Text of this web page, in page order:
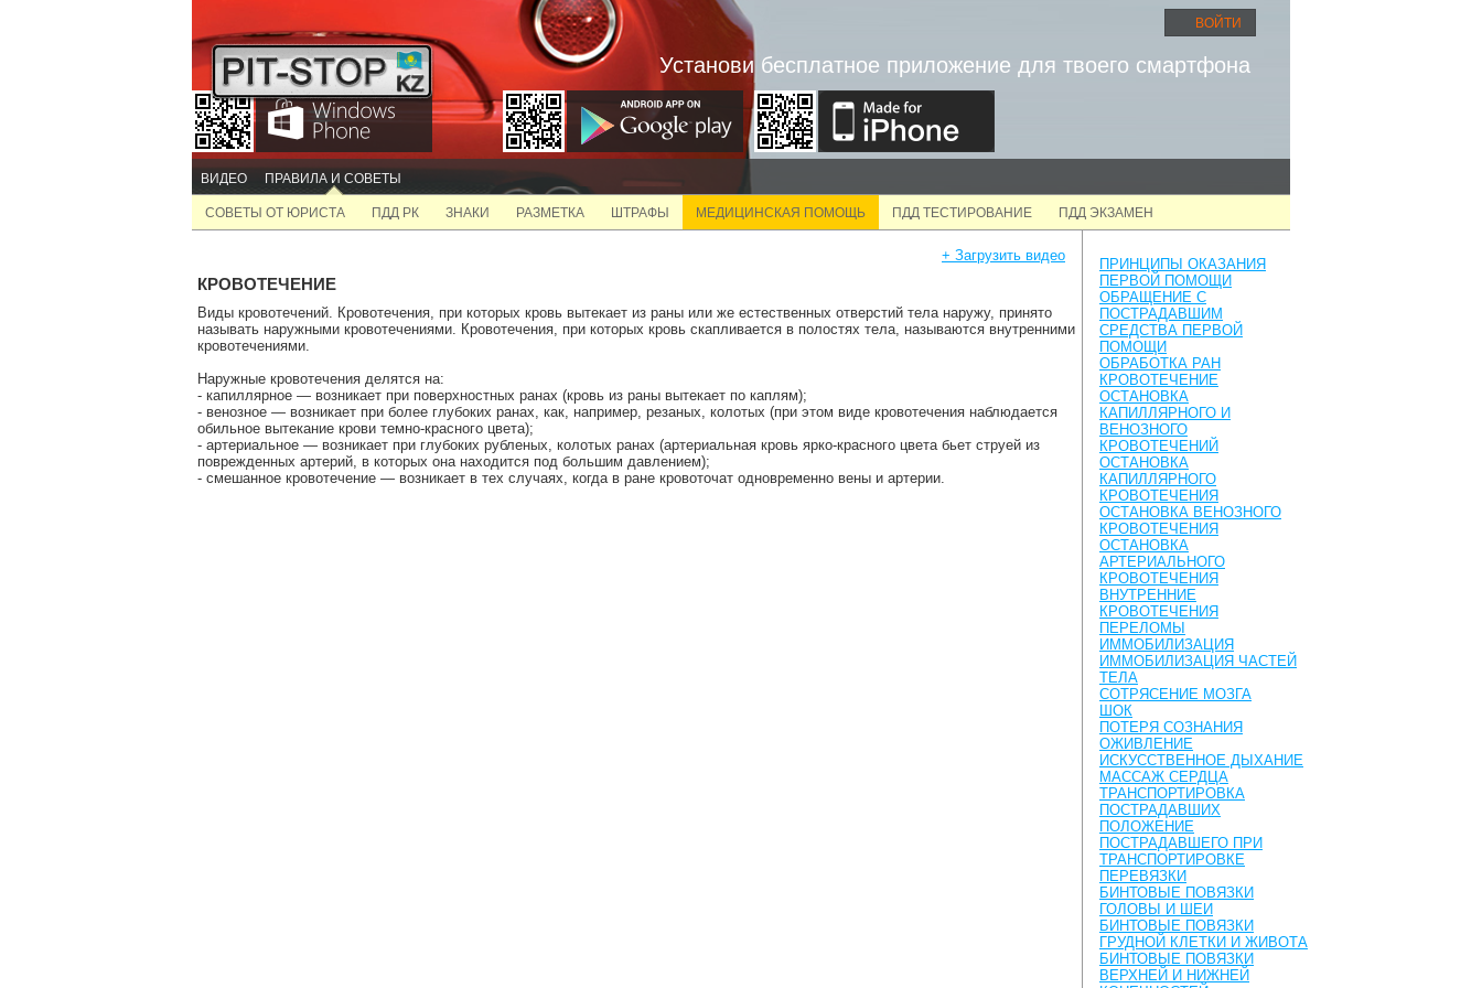
ВОЙТИ
Установи бесплатное приложение для твоего смартфона
ВИДЕО ПРАВИЛА И СОВЕТЫ
СОВЕТЫ ОТ ЮРИСТА ПДД РК ЗНАКИ РАЗМЕТКА ШТРАФЫ МЕДИЦИНСКАЯ ПОМОЩЬ ПДД ТЕСТИРОВАНИЕ ПДД ЭКЗАМЕН
+ Загрузить видео
КРОВОТЕЧЕНИЕ
Виды кровотечений. Кровотечения, при которых кровь вытекает из раны или же естественных отверстий тела наружу, принято
называть наружными кровотечениями. Кровотечения, при которых кровь скапливается в полостях тела, называются внутренними
кровотечениями.
Наружные кровотечения делятся на:
- капиллярное — возникает при поверхностных ранах (кровь из раны вытекает по каплям);
- венозное — возникает при более глубоких ранах, как, например, резаных, колотых (при этом виде кровотечения наблюдается
обильное вытекание крови темно-красного цвета);
- артериальное — возникает при глубоких рубленых, колотых ранах (артериальная кровь ярко-красного цвета бьет струей из
поврежденных артерий, в которых она находится под большим давлением);
- смешанное кровотечение — возникает в тех случаях, когда в ране кровоточат одновременно вены и артерии.
ПРИНЦИПЫ ОКАЗАНИЯ
ПЕРВОЙ ПОМОЩИ
ОБРАЩЕНИЕ С
ПОСТРАДАВШИМ
СРЕДСТВА ПЕРВОЙ
ПОМОЩИ
ОБРАБОТКА РАН
КРОВОТЕЧЕНИЕ
ОСТАНОВКА
КАПИЛЛЯРНОГО И
ВЕНОЗНОГО
КРОВОТЕЧЕНИЙ
ОСТАНОВКА
КАПИЛЛЯРНОГО
КРОВОТЕЧЕНИЯ
ОСТАНОВКА ВЕНОЗНОГО
КРОВОТЕЧЕНИЯ
ОСТАНОВКА
АРТЕРИАЛЬНОГО
КРОВОТЕЧЕНИЯ
ВНУТРЕННИЕ
КРОВОТЕЧЕНИЯ
ПЕРЕЛОМЫ
ИММОБИЛИЗАЦИЯ
ИММОБИЛИЗАЦИЯ ЧАСТЕЙ
ТЕЛА
СОТРЯСЕНИЕ МОЗГА
ШОК
ПОТЕРЯ СОЗНАНИЯ
ОЖИВЛЕНИЕ
ИСКУССТВЕННОЕ ДЫХАНИЕ
МАССАЖ СЕРДЦА
ТРАНСПОРТИРОВКА
ПОСТРАДАВШИХ
ПОЛОЖЕНИЕ
ПОСТРАДАВШЕГО ПРИ
ТРАНСПОРТИРОВКЕ
ПЕРЕВЯЗКИ
БИНТОВЫЕ ПОВЯЗКИ
ГОЛОВЫ И ШЕИ
БИНТОВЫЕ ПОВЯЗКИ
ГРУДНОЙ КЛЕТКИ И ЖИВОТА
БИНТОВЫЕ ПОВЯЗКИ
ВЕРХНЕЙ И НИЖНЕЙ